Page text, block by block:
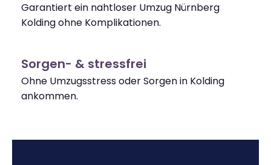
Garantiert ein nahtloser Umzug Nürnberg
Kolding ohne Komplikationen.
Sorgen- & stressfrei
Ohne Umzugsstress oder Sorgen in Kolding
ankommen.